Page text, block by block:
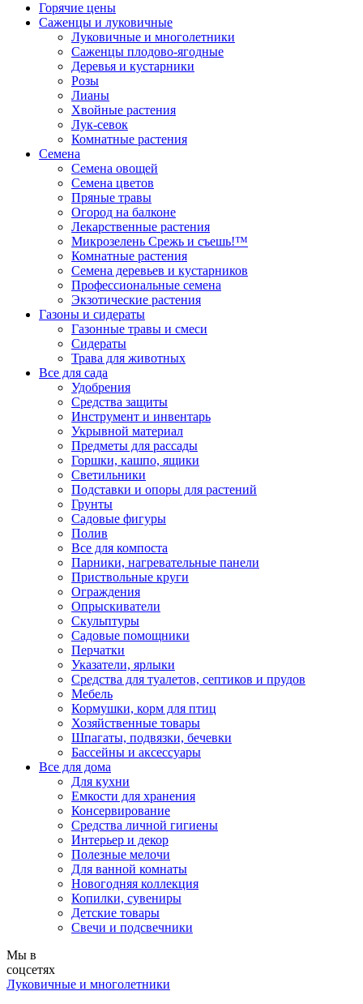
Горячие цены
Саженцы и луковичные
Луковичные и многолетники
Саженцы плодово-ягодные
Деревья и кустарники
Розы
Лианы
Хвойные растения
Лук-севок
Комнатные растения
Семена
Семена овощей
Семена цветов
Пряные травы
Огород на балконе
Лекарственные растения
Микрозелень Срежь и съешь!™
Комнатные растения
Семена деревьев и кустарников
Профессиональные семена
Экзотические растения
Газоны и сидераты
Газонные травы и смеси
Сидераты
Трава для животных
Все для сада
Удобрения
Средства защиты
Инструмент и инвентарь
Укрывной материал
Предметы для рассады
Горшки, кашпо, ящики
Светильники
Подставки и опоры для растений
Грунты
Садовые фигуры
Полив
Все для компоста
Парники, нагревательные панели
Приствольные круги
Ограждения
Опрыскиватели
Скульптуры
Садовые помощники
Перчатки
Указатели, ярлыки
Средства для туалетов, септиков и прудов
Мебель
Кормушки, корм для птиц
Хозяйственные товары
Шпагаты, подвязки, бечевки
Бассейны и аксессуары
Все для дома
Для кухни
Емкости для хранения
Консервирование
Средства личной гигиены
Интерьер и декор
Полезные мелочи
Для ванной комнаты
Новогодняя коллекция
Копилки, сувениры
Детские товары
Свечи и подсвечники
Мы в
соцсетях
Луковичные и многолетники